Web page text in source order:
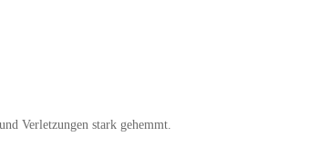
Verletzungen stark gehemmt.